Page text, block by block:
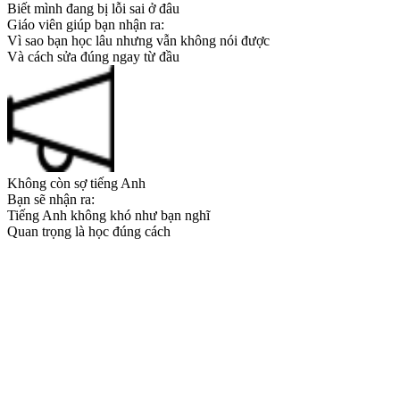
Biết mình đang bị lỗi sai ở đâu
Giáo viên giúp bạn nhận ra:
Vì sao bạn học lâu nhưng vẫn không nói được
Và cách sửa đúng ngay từ đầu
Không còn sợ tiếng Anh
Bạn sẽ nhận ra:
Tiếng Anh không khó như bạn nghĩ
Quan trọng là học đúng cách